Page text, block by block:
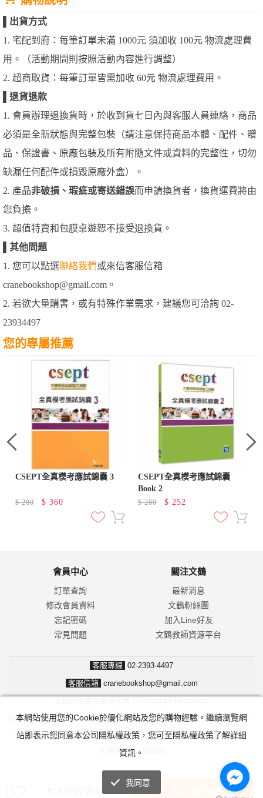
加入追蹤清單
出貨方式
1. 宅配到府：每筆訂單未滿 1000元 須加收 100元 物流處理費
用。（活動期間則按照活動內容進行調整）
2. 超商取貨：每筆訂單皆需加收 60元 物流處理費用。
退貨退款
1. 會員辦理退換貨時，於收到貨七日內與客服人員連絡，商品
必須是全新狀態與完整包裝（請注意保持商品本體、配件、贈
品、保證書、原廠包裝及所有附隨文件或資料的完整性，切勿
缺漏任何配件或損毀原廠外盒）。
2. 產品非破損、瑕疵或寄送錯誤而申請換貨者，換貨運費將由
您負擔。
3. 超值特賣和包膜桌遊恕不接受退換貨。
其他問題
1. 您可以點選聯絡我們或來信客服信箱
cranebookshop@gmail.com。
2. 若欲大量購書，或有特殊作業需求，建議您可洽詢 02-
23934497
您的專屬推薦
CSEPT全真模考應試錦囊 3
$280 $ 360
CSEPT全真模考應試錦囊
Book 2
$280 $ 252
會員中心
訂單查詢
修改會員資料
忘記密碼
常見問題
關注文鶴
最新消息
文鶴粉絲團
加入Line好友
文鶴教師資源平台
客服專線 02-2393-4497
客服信箱 cranebookshop@gmail.com
防詐騙！我們不會要求並指示您至ATM操作。ATM只有匯款及轉帳功能，
無法解除分期付款或訂單錯誤問題。隨時可撥打165反詐騙諮詢專線。
手機版 |
本網站使用您的Cookie於優化網站及您的購物經驗。繼續瀏覽網
站即表示您同意本公司隱私權政策，您可至隱私權政策了解詳細
資訊。
我同意